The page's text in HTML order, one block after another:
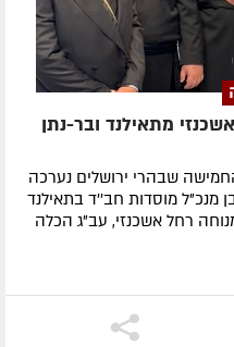
מתאילנד ובר-נתן
שבהרי ירושלים נערכה
מנכ"ל מוסדות חב''ד בתאילנד
רחל אשכנזי, עב"ג הכלה